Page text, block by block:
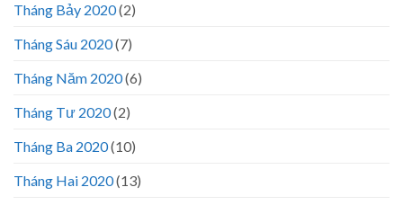
Tháng Bảy 2020(2)
Tháng Sáu 2020(7)
Tháng Năm 2020(6)
Tháng Tư 2020(2)
Tháng Ba 2020(10)
Tháng Hai 2020(13)